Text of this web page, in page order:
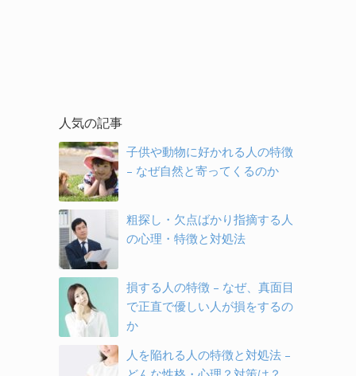
人気の記事
子供や動物に好かれる人の特徴
– なぜ自然と寄ってくるのか
粗探し・欠点ばかり指摘する人
の心理・特徴と対処法
損する人の特徴 – なぜ、真面目
で正直で優しい人が損をするの
か
人を陥れる人の特徴と対処法 –